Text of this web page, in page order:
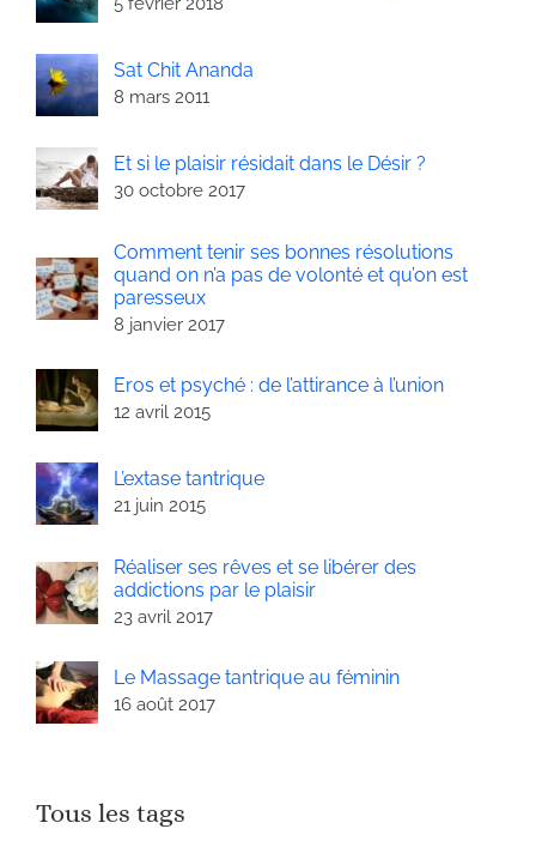
Sat Chit Ananda
8 mars 2011
Et si le plaisir résidait dans le Désir ?
30 octobre 2017
Comment tenir ses bonnes résolutions
quand on n’a pas de volonté et qu’on est
paresseux
8 janvier 2017
Eros et psyché : de l’attirance à l’union
12 avril 2015
L’extase tantrique
21 juin 2015
Réaliser ses rêves et se libérer des
addictions par le plaisir
23 avril 2017
Le Massage tantrique au féminin
16 août 2017
Tous les tags